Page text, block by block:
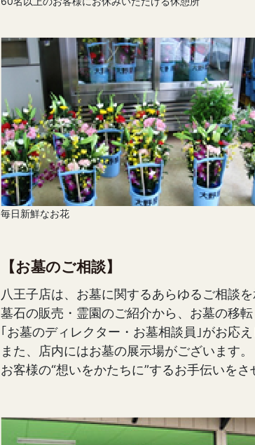
毎日新鮮なお花
【お墓のご相談】
八王子店は、お墓に関するあらゆるご相談を
墓石の販売・霊園のご紹介から、お墓の移
｢お墓のディレクター・お墓相談員｣がお応
また、店内にはお墓の展示場がございます。
お客様の“想いをかたちに”するお手伝いをさ